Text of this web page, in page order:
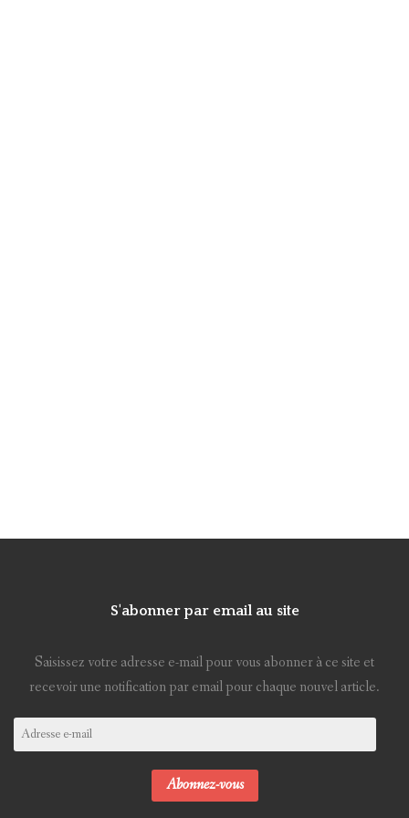
S'abonner par email au site
Saisissez votre adresse e-mail pour vous abonner à ce site et
recevoir une notification par email pour chaque nouvel article.
Adresse
Abonnez-vous